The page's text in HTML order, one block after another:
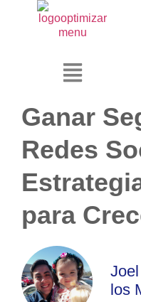
Ganar
Redes
para
los